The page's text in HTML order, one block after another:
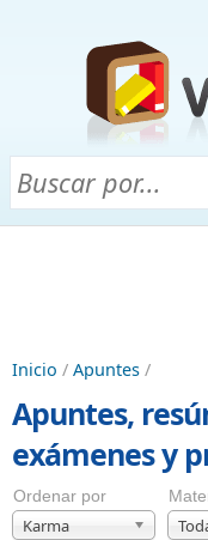
Inicio / Apuntes /
Apuntes,
exámenes y
Ordenar por
Karma